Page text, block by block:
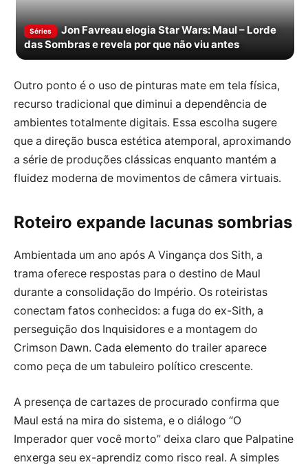
Séries
Jon Favreau elogia Star Wars: Maul – Lorde
das Sombras e revela por que não viu antes
Outro ponto é o uso de pinturas mate em tela física,
recurso tradicional que diminui a dependência de
ambientes totalmente digitais. Essa escolha sugere
que a direção busca estética atemporal, aproximando
a série de produções clássicas enquanto mantém a
fluidez moderna de movimentos de câmera virtuais.
Roteiro expande lacunas sombrias
Ambientada um ano após A Vingança dos Sith, a
trama oferece respostas para o destino de Maul
durante a consolidação do Império. Os roteiristas
conectam fatos conhecidos: a fuga do ex-Sith, a
perseguição dos Inquisidores e a montagem do
Crimson Dawn. Cada elemento do trailer aparece
como peça de um tabuleiro político crescente.
A presença de cartazes de procurado confirma que
Maul está na mira do sistema, e o diálogo “O
Imperador quer você morto” deixa claro que Palpatine
enxerga seu ex-aprendiz como risco real. A simples